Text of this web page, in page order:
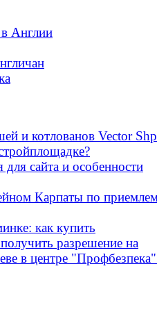
Англии
и котлованов Vector
сайта и особенности
Карпаты по
как купить
разрешение на
в центре